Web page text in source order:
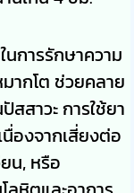
การรักษาความ
ากโต ช่วยคลาย
สสาวะ การใช้ยา
องจากเสี่ยงต่อ
น, หรือ